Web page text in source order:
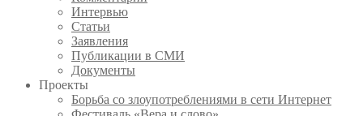
Интервью
Статьи
Заявления
Публикации в СМИ
Документы
Проекты
Борьба со злоупотреблениями в сети Интернет